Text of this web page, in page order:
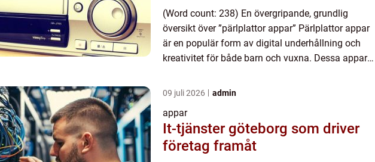
(Word count: 238) En övergripande, grundlig
översikt över ”pärlplattor appar” Pärlplattor appar
är en populär form av digital underhållning och
kreativitet för både barn och vuxna. Dessa appar
09 juli 2026 admin
appar
It-tjänster göteborg som driver
företag framåt